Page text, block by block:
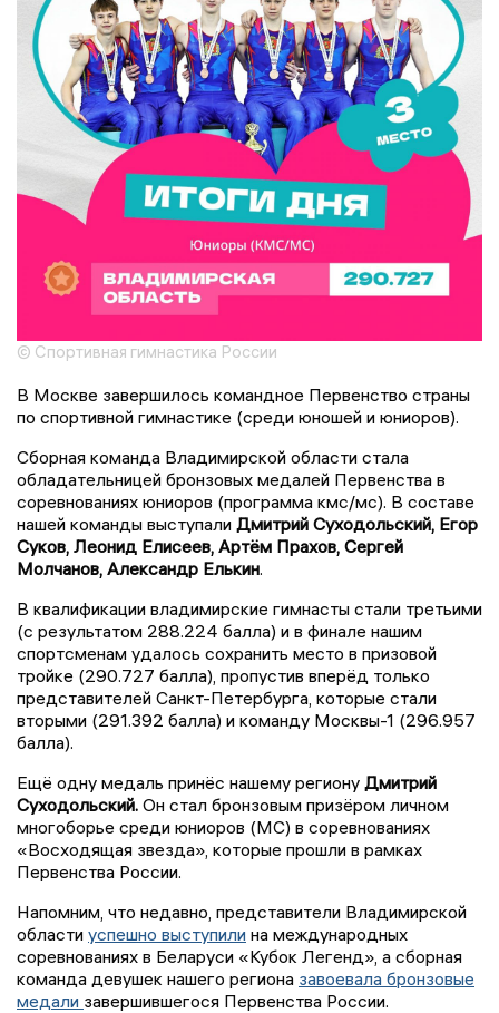
© Спортивная гимнастика России
В Москве завершилось командное Первенство страны
по спортивной гимнастике (среди юношей и юниоров).
Сборная команда Владимирской области стала
обладательницей бронзовых медалей Первенства в
соревнованиях юниоров (программа кмс/мс). В составе
нашей команды выступали Дмитрий Суходольский, Егор
Суков, Леонид Елисеев, Артём Прахов, Сергей
Молчанов, Александр Елькин.
В квалификации владимирские гимнасты стали третьими
(с результатом 288.224 балла) и в финале нашим
спортсменам удалось сохранить место в призовой
тройке (290.727 балла), пропустив вперёд только
представителей Санкт-Петербурга, которые стали
вторыми (291.392 балла) и команду Москвы-1 (296.957
балла).
Ещё одну медаль принёс нашему региону Дмитрий
Суходольский. Он стал бронзовым призёром личном
многоборье среди юниоров (МС) в соревнованиях
«Восходящая звезда», которые прошли в рамках
Первенства России.
Напомним, что недавно, представители Владимирской
области успешно выступили на международных
соревнованиях в Беларуси «Кубок Легенд», а сборная
команда девушек нашего региона завоевала бронзовые
медали завершившегося Первенства России.